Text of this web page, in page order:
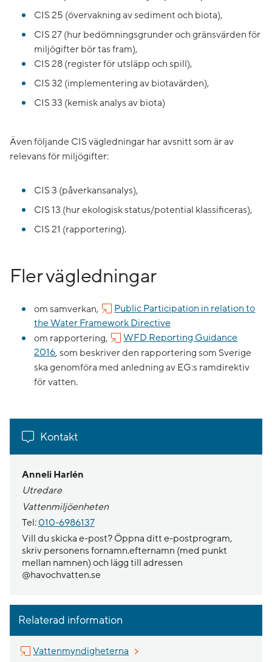
CIS 25 (övervakning av sediment och biota),
CIS 27 (hur bedömningsgrunder och gränsvärden för
miljögifter bör tas fram),
CIS 28 (register för utsläpp och spill),
CIS 32 (implementering av biotavärden),
CIS 33 (kemisk analys av biota)
Även följande CIS vägledningar har avsnitt som är av
relevans för miljögifter:
CIS 3 (påverkansanalys),
CIS 13 (hur ekologisk status/potential klassificeras),
CIS 21 (rapportering).
Fler vägledningar
om samverkan,
Public Participation in relation to
the Water Framework Directive
om rapportering,
WFD Reporting Guidance
2016, som beskriver den rapportering som Sverige
ska genomföra med anledning av EG:s ramdirektiv
för vatten.
Kontakt
Anneli Harlén
Utredare
Vattenmiljöenheten
Tel: 010-6986137
Vill du skicka e-post? Öppna ditt e-postprogram,
skriv personens fornamn.efternamn (med punkt
mellan namnen) och lägg till adressen
@havochvatten.se
Relaterad information
Vattenmyndigheterna Länk till annan webbplats,